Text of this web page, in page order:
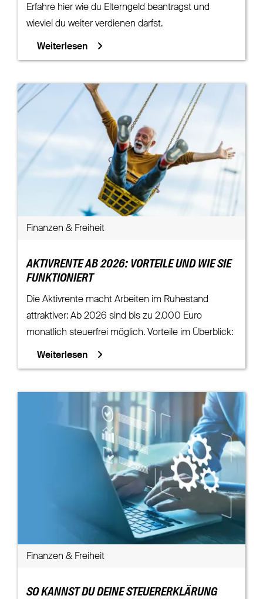
Erfahre hier wie du Elterngeld beantragst und
wieviel du weiter verdienen darfst.
Weiterlesen
Finanzen & Freiheit
AKTIVRENTE AB 2026: VORTEILE UND WIE SIE
FUNKTIONIERT
Die Aktivrente macht Arbeiten im Ruhestand
attraktiver: Ab 2026 sind bis zu 2.000 Euro
monatlich steuerfrei möglich. Vorteile im Überblick:
Weiterlesen
Finanzen & Freiheit
SO KANNST DU DEINE STEUERERKLÄRUNG